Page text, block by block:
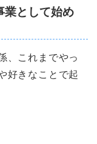
業として始め
、これまでやっ
好きなことで起